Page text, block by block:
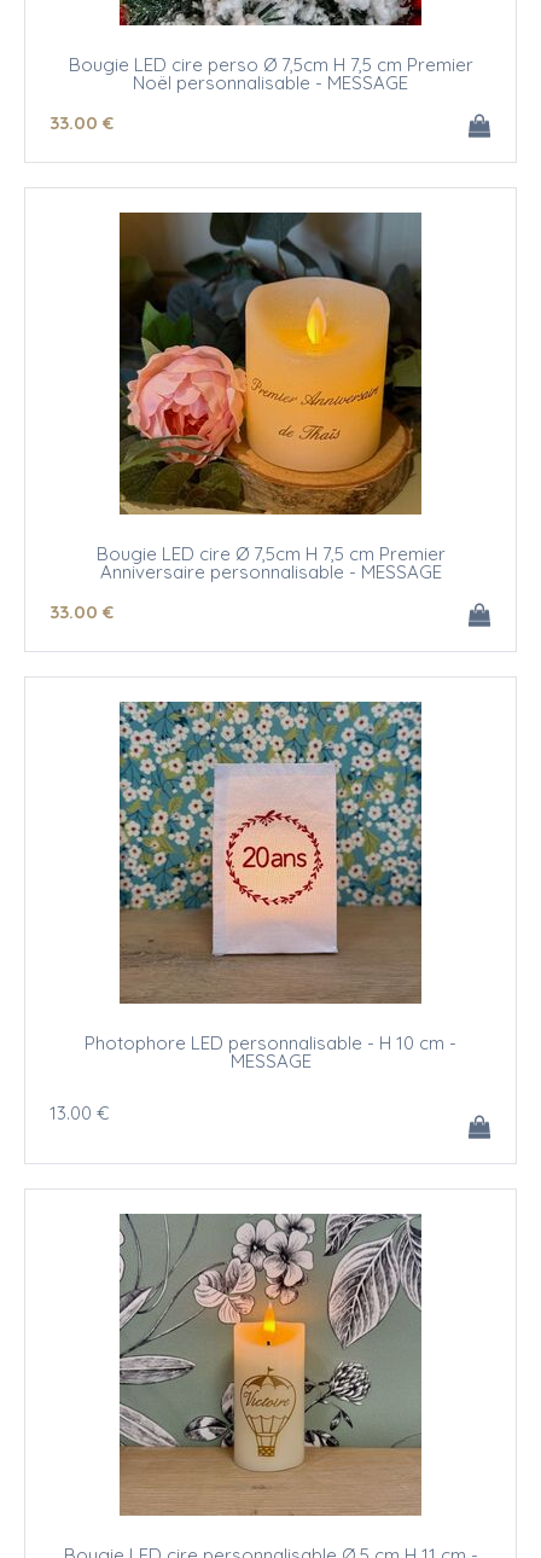
Bougie LED cire perso Ø 7,5cm H 7,5 cm Premier
Noël personnalisable - MESSAGE
33.00 €
Bougie LED cire Ø 7,5cm H 7,5 cm Premier
Anniversaire personnalisable - MESSAGE
33.00 €
Photophore LED personnalisable - H 10 cm -
MESSAGE
13.00 €